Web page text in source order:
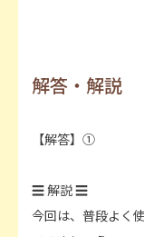
解答・解説
【解答】①
☰ 解説 ☰
今回は、普段よく